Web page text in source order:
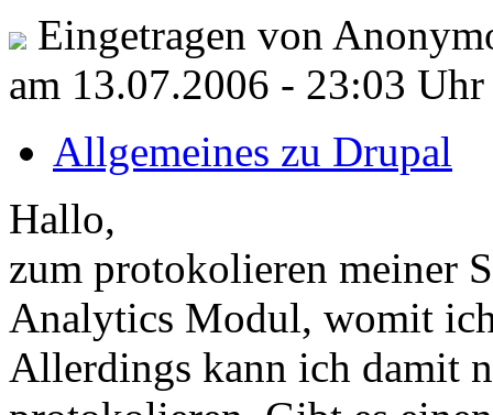
Eingetragen von
am 13.07.2006 - 23:03 Uhr
Allgemeines zu Drupal
Hallo,
zum protokolieren meiner
Analytics Modul, womit
Allerdings kann ich damit